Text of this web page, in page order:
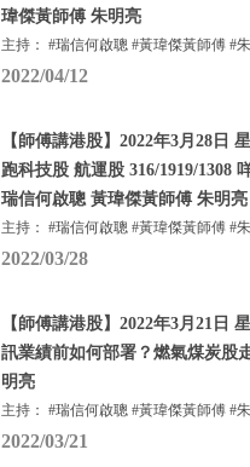
瑋傑黃師傅 朱明亮
主持： #瑞信何啟聰 #黃瑋傑黃師傅 #
2022/04/12
【師傅講港股】2022年3月28日
跑科技股 航運股 316/1919/1308
瑞信何啟聰 黃瑋傑黃師傅 朱明亮
主持： #瑞信何啟聰 #黃瑋傑黃師傅 #
2022/03/28
【師傅講港股】2022年3月21日
訊業績前如何部署？燃氣煤炭股
明亮
主持： #瑞信何啟聰 #黃瑋傑黃師傅 #
2022/03/21